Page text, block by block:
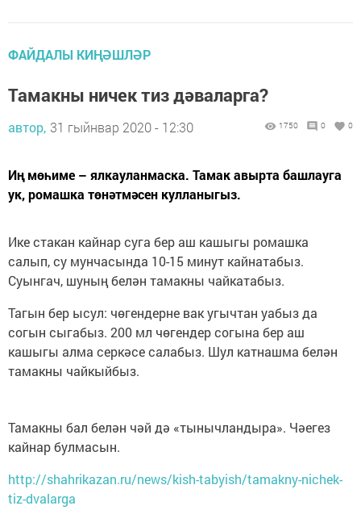
ФАЙДАЛЫ КИҢӘШЛӘР
Тамакны ничек тиз дәваларга?
автор, 31 гыйнвар 2020 - 12:30 1750 0 0
Иң мөһиме – ялкауланмаска. Тамак авырта башлауга
ук, ромашка төнәтмәсен кулланыгыз.
Ике стакан кайнар суга бер аш кашыгы ромашка
салып, су мунчасында 10-15 минут кайнатабыз.
Суынгач, шуның белән тамакны чайкатабыз.
Тагын бер ысул: чөгендерне вак угычтан уабыз да
согын сыгабыз. 200 мл чөгендер согына бер аш
кашыгы алма серкәсе салабыз. Шул катнашма белән
тамакны чайкыйбыз.
Тамакны бал белән чәй дә «тынычландыра». Чәегез
кайнар булмасын.
http://shahrikazan.ru/news/kish-tabyish/tamakny-nichek-
tiz-dvalarga